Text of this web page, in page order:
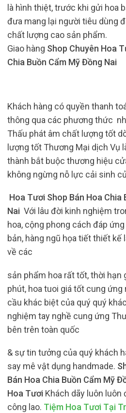
là hình thiệt, trước khi gửi hoa
đưa mang lại người tiêu dùng
chất lượng cao sản phẩm.
Giao hàng Shop Chuyên Hoa
Chia Buồn Cẩm Mỹ Đồng Nai
Khách hàng có quyền thanh
thông qua các phương thức
Thấu phát âm chất lượng tốt
lượng tốt Thương Mại dịch Vụ
thành bắt buộc thương hiệu
không ngừng nỗ lực cải sinh
Hoa Tươi Shop Bán Hoa Chia
Nai Với lâu đời kinh nghiệm
hoa, cộng phong cách đáp
bản, hàng ngũ họa tiết thiết kế
về các
sản phẩm hoa rất tốt, thời hạn
phút, hoa tuoi giá tốt cung ứng
cầu khác biệt của quý quý
nghiệm tay nghề cung ứng
bên trên toàn quốc
& sự tin tưởng của quý khách
say mê vật dụng handmade.
Bán Hoa Chia Buồn Cẩm Mỹ
Hoa Tươi Khách dãy luôn
công lao. Tiệm Hoa Tươi Tại